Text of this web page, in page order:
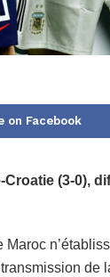
on Facebook
(3-0),
de